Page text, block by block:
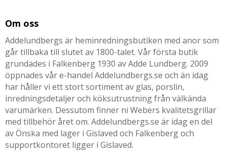
Om oss
Addelundbergs är heminredningsbutiken med anor som
går tillbaka till slutet av 1800-talet. Vår första butik
grundades i Falkenberg 1930 av Adde Lundberg. 2009
öppnades vår e-handel Addelundbergs.se och än idag
har håller vi ett stort sortiment av glas, porslin,
inredningsdetaljer och köksutrustning från välkända
varumärken. Dessutom finner ni Webers kvalitetsgrillar
med tillbehör året om. Addelundbergs.se är idag en del
av Önska med lager i Gislaved och Falkenberg och
supportkontoret ligger i Gislaved.